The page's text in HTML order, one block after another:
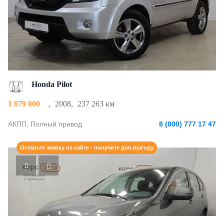
Honda Pilot
1 079 000 , 2008, 237 263 км
АКПП, Полный привод 8 (800) 777 17 47
Оставьте заявку на сайте - получите доп.выгоду